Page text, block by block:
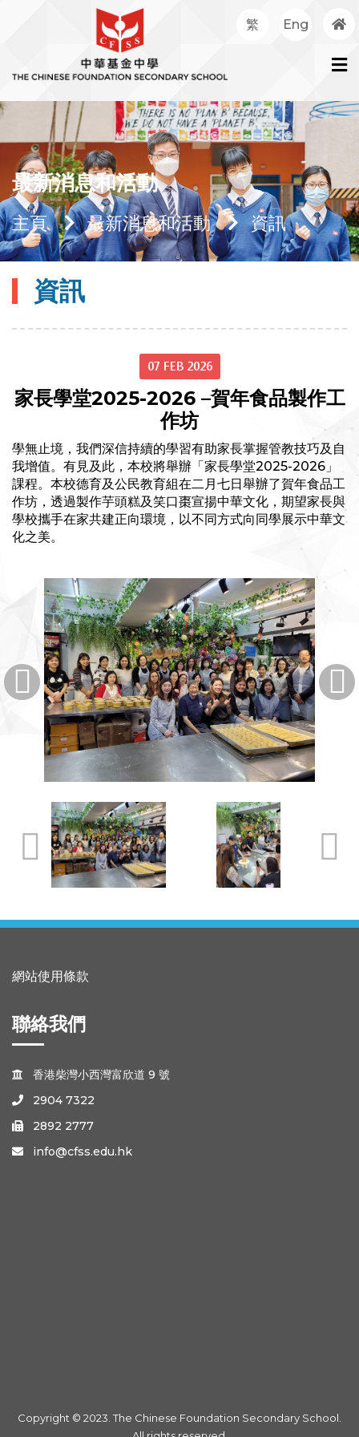
繁 Eng
最新消息和活動
主頁 最新消息和活動 資訊
資訊
07 FEB 2026
家長學堂2025-2026 –賀年食品製作工
作坊
學無止境，我們深信持續的學習有助家長掌握管教技巧及自
我增值。有見及此，本校將舉辦「家長學堂2025-2026」
課程。本校德育及公民教育組在二月七日舉辦了賀年食品工
作坊，透過製作芋頭糕及笑口棗宣揚中華文化，期望家長與
學校攜手在家共建正向環境，以不同方式向同學展示中華文
化之美。
網站使用條款
聯絡我們
 香港柴灣小西灣富欣道 9 號
 2904 7322
 2892 2777
 info@cfss.edu.hk
Copyright © 2023. The Chinese Foundation Secondary School.